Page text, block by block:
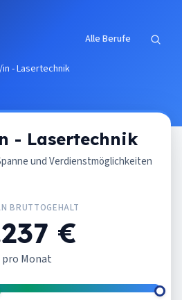
Alle Berufe
- Lasertechnik
- Lasertechnik
und Verdienstmöglichkeiten
BRUTTOGEHALT
€
pro Monat